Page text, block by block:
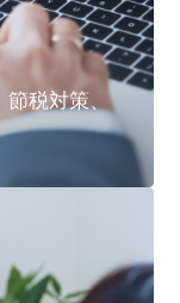
節税対策、